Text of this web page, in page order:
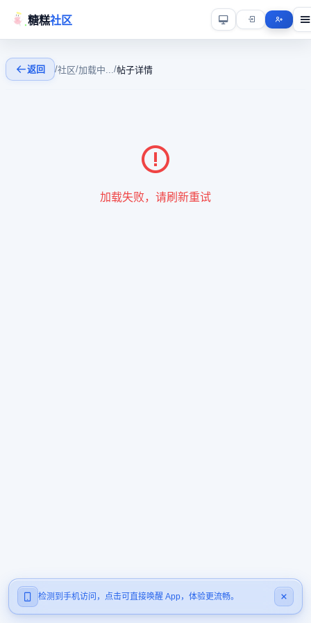
糖糕社区
检测到手机访问，点击可直接唤醒 App，体验更流畅。
返回 /社区/加载中.../帖子详情
加载失败，请刷新重试